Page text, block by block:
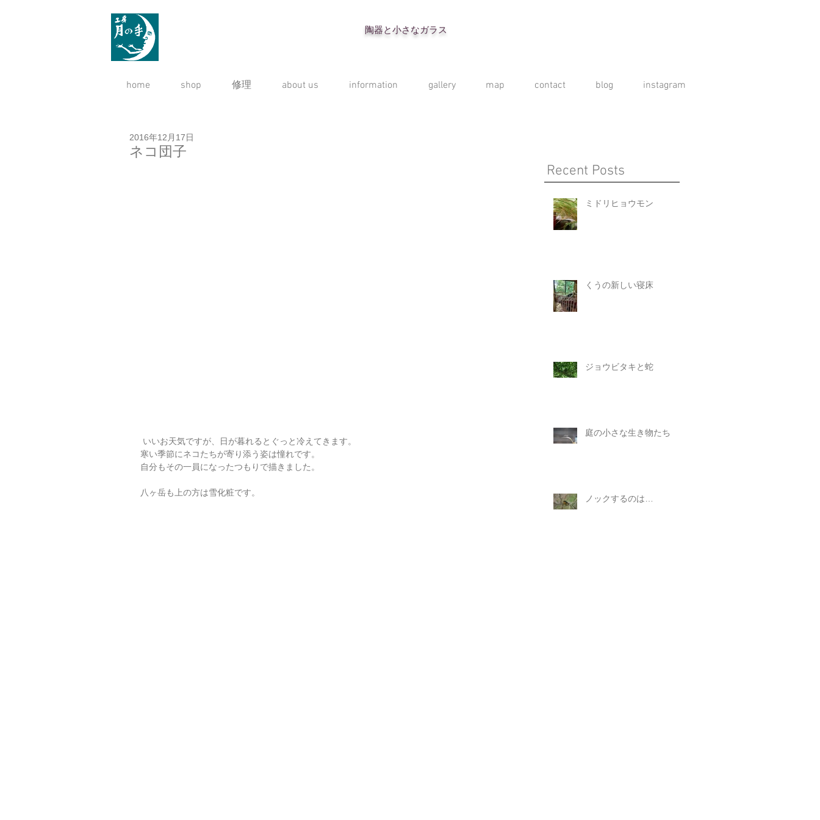
陶器と小さなガラス
home shop 修理 about us information gallery map contact blog instagram
ネコ団子
2016年12月17日
いいお天気ですが、日が暮れるとぐっと冷えてきます。
寒い季節にネコたちが寄り添う姿は憧れです。
自分もその一員になったつもりで描きました。
八ヶ岳も上の方は雪化粧です。
Recent Posts
ミドリヒョウモン
くうの新しい寝床
ジョウビタキと蛇
庭の小さな生き物たち
ノックするのは…